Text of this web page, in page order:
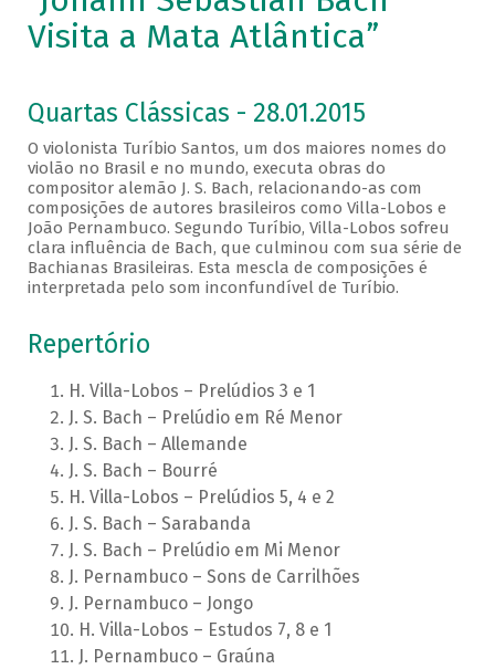
Visita a Mata Atlântica”
Quartas Clássicas - 28.01.2015
O violonista Turíbio Santos, um dos maiores nomes do
violão no Brasil e no mundo, executa obras do
compositor alemão J. S. Bach, relacionando-as com
composições de autores brasileiros como Villa-Lobos e
João Pernambuco. Segundo Turíbio, Villa-Lobos sofreu
clara influência de Bach, que culminou com sua série de
Bachianas Brasileiras. Esta mescla de composições é
interpretada pelo som inconfundível de Turíbio.
Repertório
H. Villa-Lobos – Prelúdios 3 e 1
J. S. Bach – Prelúdio em Ré Menor
J. S. Bach – Allemande
J. S. Bach – Bourré
H. Villa-Lobos – Prelúdios 5, 4 e 2
J. S. Bach – Sarabanda
J. S. Bach – Prelúdio em Mi Menor
J. Pernambuco – Sons de Carrilhões
J. Pernambuco – Jongo
H. Villa-Lobos – Estudos 7, 8 e 1
J. Pernambuco – Graúna